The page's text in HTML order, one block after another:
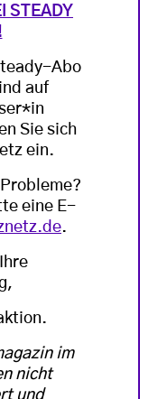
STEADY
Abo
auf
Sie sich
ein.
eine E-
.
im
nicht
und